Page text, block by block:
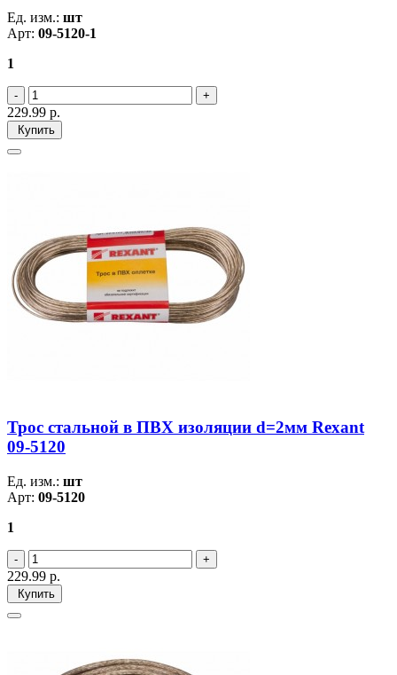
Ед. изм.: шт
Арт: 09-5120-1
1
229.99 р.
Купить
Трос стальной в ПВХ изоляции d=2мм Rexant
09-5120
Ед. изм.: шт
Арт: 09-5120
1
229.99 р.
Купить